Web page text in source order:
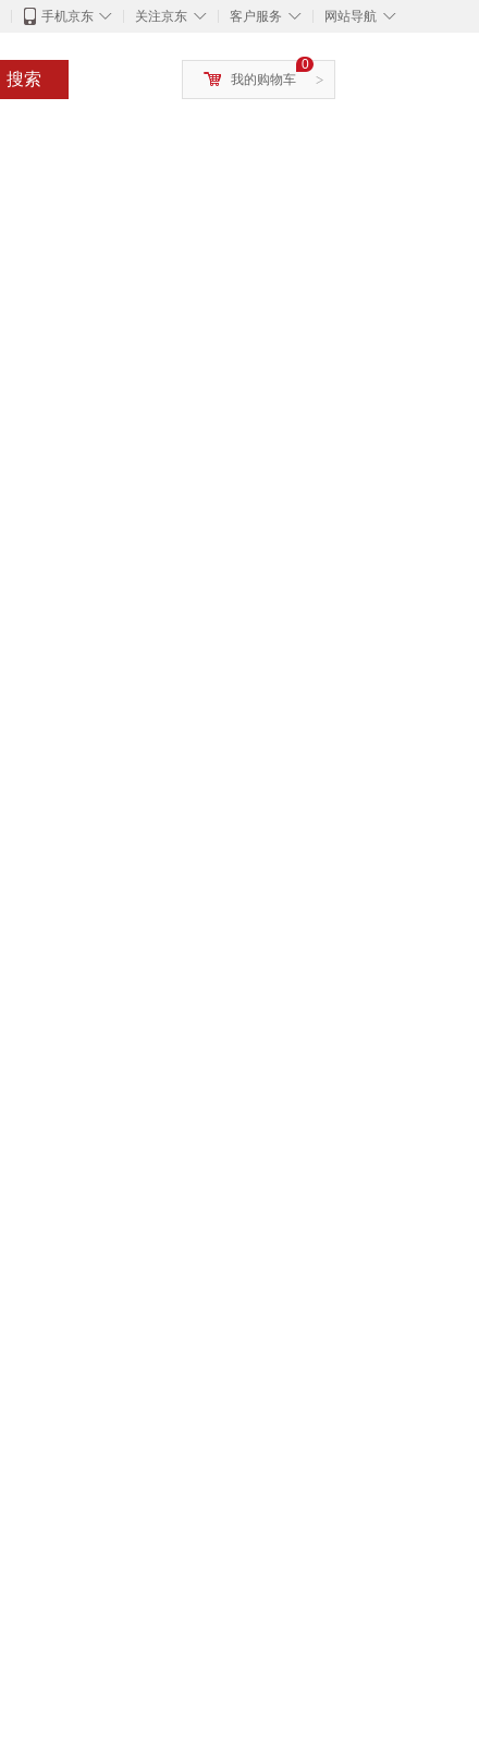
◇
手机京东 ◇
关注京东 ◇
客户服务 ◇
网站导航
搜索 >
0
我的购物车